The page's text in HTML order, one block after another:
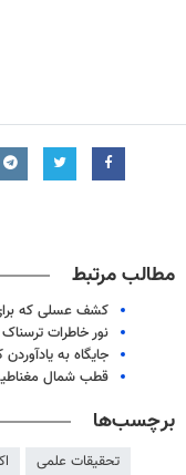
مطالب مرتبط
کشف عسلی که
نور خاطرات
جایگاه به
قطب شمال
برچسب‌ها
تحقیقات علمی